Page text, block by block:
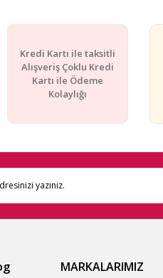
Kredi Kartı ile taksitli
Alışveriş Çoklu Kredi
Kartı ile Ödeme
Kolaylığı
MARKALARIMIZ